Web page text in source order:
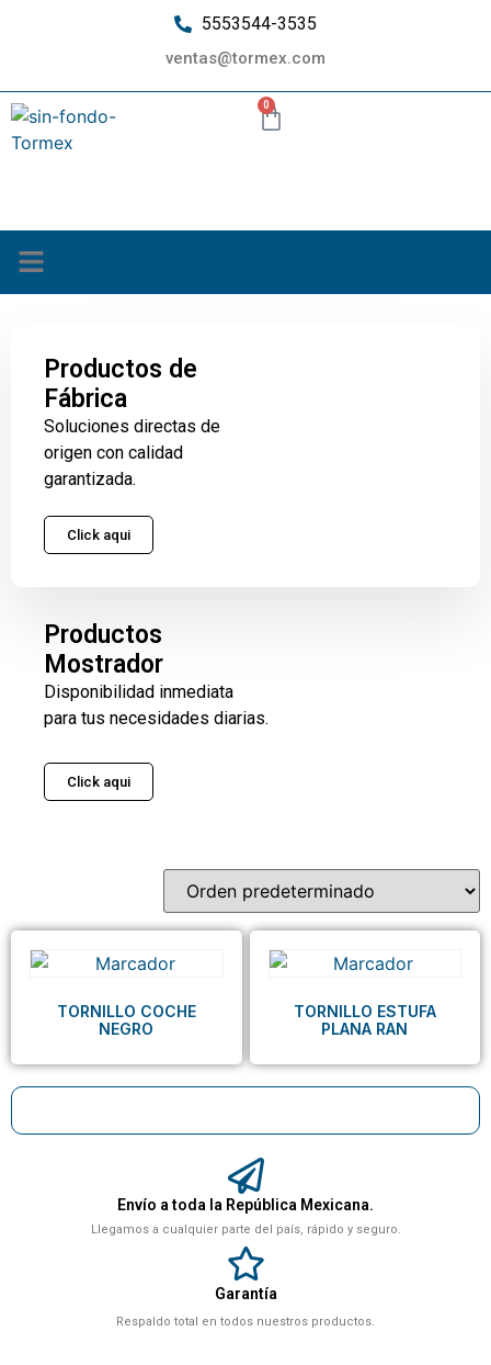
5553544-3535
ventas@tormex.com
0
Envío a toda la República Mexicana.
Llegamos a cualquier parte del país, rápido y seguro.
Garantía
Respaldo total en todos nuestros productos.
Productos de
Fábrica
Soluciones directas de
origen con calidad
garantizada.
Click aqui
Productos
Mostrador
Disponibilidad inmediata
para tus necesidades diarias.
Click aqui
TORNILLO COCHE
NEGRO
TORNILLO ESTUFA
PLANA RAN